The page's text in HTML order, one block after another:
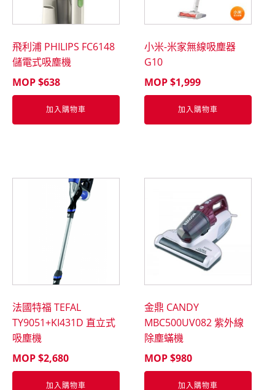
飛利浦 PHILIPS FC6148
儲電式吸塵機
MOP $638
加入購物車
小米-米家無線吸塵器
G10
MOP $1,999
加入購物車
法國特福 TEFAL
TY9051+KI431D 直立式
吸塵機
MOP $2,680
加入購物車
金鼎 CANDY
MBC500UV082 紫外線
除塵蟎機
MOP $980
加入購物車